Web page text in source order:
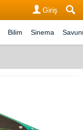
Giriş
Bilim Sinema